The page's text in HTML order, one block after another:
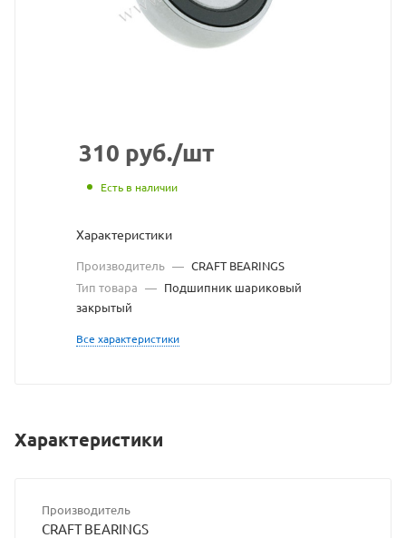
ссылке
https://
без
владельца
сайта
310 руб./шт
Есть в наличии
Характеристики
Производитель — CRAFT BEARINGS
Тип товара — Подшипник шариковый
закрытый
Все характеристики
Характеристики
Производитель
CRAFT BEARINGS